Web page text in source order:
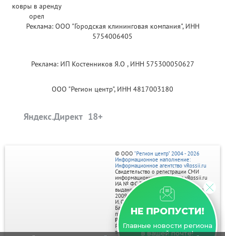
Реклама: ООО "Городская клининговая компания", ИНН
5754006405
Реклама: ИП Костенников Я.О , ИНН 575300050627
ООО "Регион центр", ИНН 4817003180
Яндекс.Директ
НЕ ПРОПУСТИ!
Главные новости региона
в вашей почте!
© ООО "Регион центр" 2004 - 2026
Информационное наполнение:
Информационное агентство vRossii.ru
Свидетельство о регистрации СМИ
информационного агентства vRossii.ru
ИА № ФС 77‑35502
выдано РОСКОМНАДЗОРом 04 марта
2009г.
И. О. Главного редактора Нарыков А. Н.
Баннеры на портале размещаются на
правах рекламы.
Реклама на портале:
Рекламное агентство "Умный маркетинг"
тел. 7-910-267-70-40,